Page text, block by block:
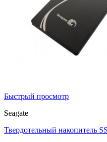
Быстрый просмотр
Seagate
Твердотельный накопитель